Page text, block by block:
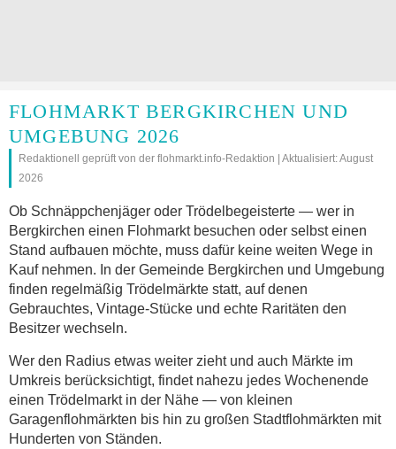
FLOHMARKT BERGKIRCHEN UND
UMGEBUNG 2026
Redaktionell geprüft von der flohmarkt.info-Redaktion | Aktualisiert: August
2026
Ob Schnäppchenjäger oder Trödelbegeisterte — wer in
Bergkirchen einen Flohmarkt besuchen oder selbst einen
Stand aufbauen möchte, muss dafür keine weiten Wege in
Kauf nehmen. In der Gemeinde Bergkirchen und Umgebung
finden regelmäßig Trödelmärkte statt, auf denen
Gebrauchtes, Vintage-Stücke und echte Raritäten den
Besitzer wechseln.
Wer den Radius etwas weiter zieht und auch Märkte im
Umkreis berücksichtigt, findet nahezu jedes Wochenende
einen Trödelmarkt in der Nähe — von kleinen
Garagenflohmärkten bis hin zu großen Stadtflohmärkten mit
Hunderten von Ständen.